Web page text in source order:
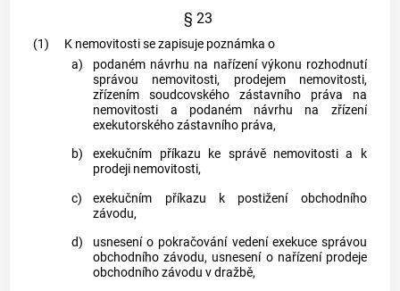
§ 23
(1)
K nemovitosti se zapisuje poznámka o
a)
podaném návrhu na nařízení výkonu rozhodnutí
správou nemovitosti, prodejem nemovitosti,
zřízením soudcovského zástavního práva na
nemovitosti a podaném návrhu na zřízení
exekutorského zástavního práva,
b)
exekučním příkazu ke správě nemovitosti a k
prodeji nemovitosti,
c)
exekučním příkazu k postižení obchodního
závodu,
d)
usnesení o pokračování vedení exekucesprávou
obchodního závodu, usnesení o nařízení prodeje
obchodního závodu v dražbě,